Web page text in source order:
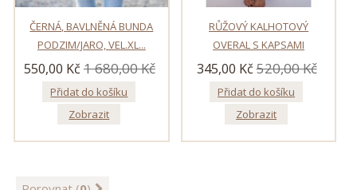
ČERNÁ, BAVLNĚNÁ BUNDA
PODZIM/JARO, VEL.XL...
550,00 Kč 1 680,00 Kč
Přidat do košíku
Zobrazit
RŮŽOVÝ KALHOTOVÝ
OVERAL S KAPSAMI
345,00 Kč 520,00 Kč
Přidat do košíku
Zobrazit